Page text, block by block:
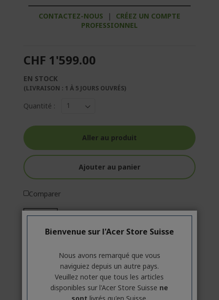
CONTACTEZ-NOUS |
CRÉEZ UN COMPTE
PROFESSIONNEL
CHF 1'599.00
EN STOCK
(LIVRAISON : 1 À 5 JOURS OUVRÉS)
Quantité :
Aller au produit
Ajouter au panier
Comparer
135 - 135
Bienvenue sur l'Acer Store Suisse
Nous avons remarqué que vous
naviguiez depuis un autre pays.
Veuillez noter que tous les articles
disponibles sur l'Acer Store Suisse ne